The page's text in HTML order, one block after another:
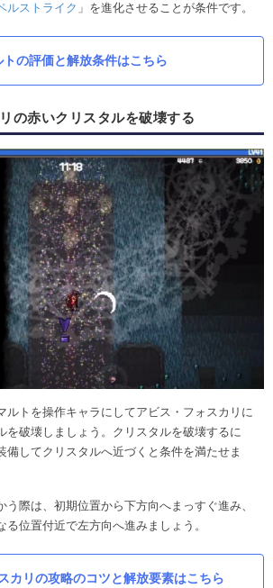
ルストライク 」を進化させることが条件です。
トの評価と解放条件はこちら
の赤いクリスタルを破壊する
ルトを操作キャラにしてアビス・フォスカリに
を破壊しましょう。クリスタルを破壊するに
備してクリスタルへ近づくと条件を満たせま
う際は、初期位置から下方向へまっすぐ進み、
る位置付近で左方向へ進みましょう。
カリの攻略のコツと解放要素はこちら